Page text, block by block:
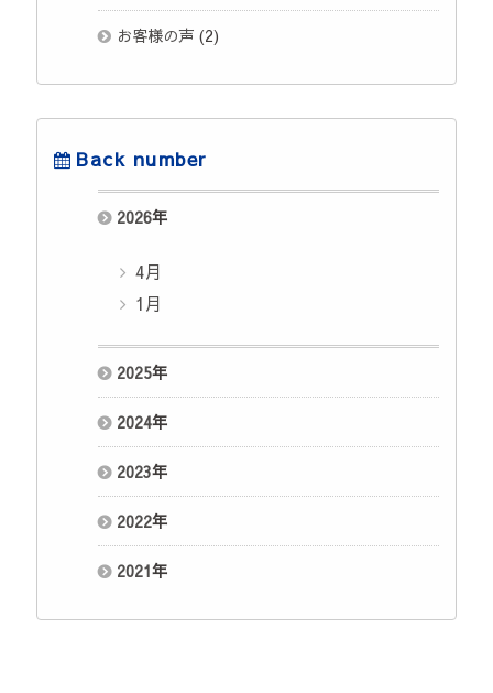
お客様の声 (2)
Back number
2026年
4月
1月
2025年
2024年
2023年
2022年
2021年